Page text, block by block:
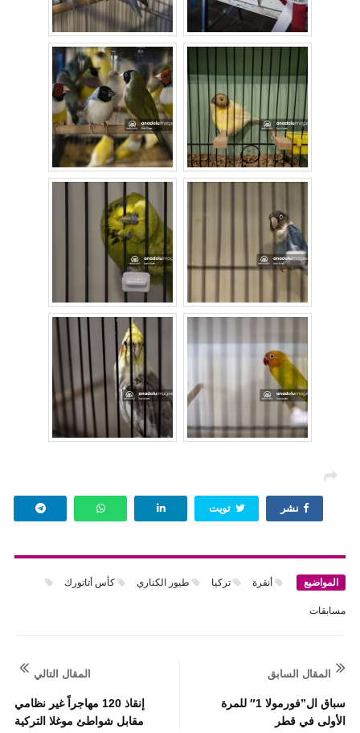
نشر تويت
المواضيع أنقرة تركيا طيور الكناري كأس أتاتورك
مسابقات
المقال السابق
سباق ال”فورمولا 1″ للمرة
الأولى في قطر
المقال التالي
إنقاذ 120 مهاجراً غير نظامي
مقابل شواطئ موغلا التركية